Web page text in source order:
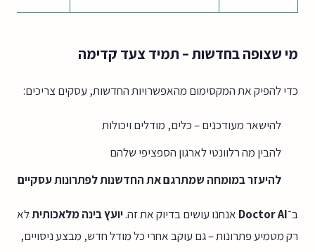
מי שצופה בחדשות – תמיד צעד קדימה
כדי להפיק את המקסימום מהאפשרויות החדשות, עסקים צריכים:
להישאר מעודכנים – כלים, מודלים ויכולות
להבין מה רלוונטי לארגון הספציפי שלהם
להיעזר במומחה שמתרגם את החדשנות לפתרונות עסקיים
ב־Doctor AI אנחנו עושים בדיוק את זה.יועץ בינה מלאכותיתלא
רק מטמיע פתרונות – גם עוקב אחרי כל מודל חדש, מבצע ניסויים,